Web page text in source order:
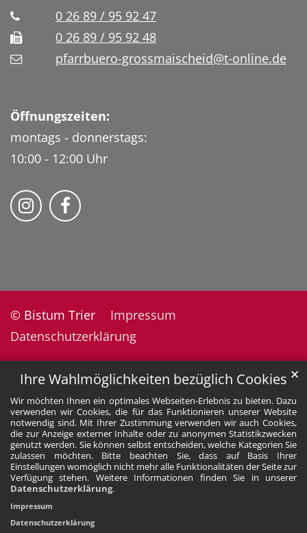
Ihre Wahlmöglichkeiten bezüglich Cookies
Wir möchten Ihnen ein optimales Webseiten-Erlebnis zu bieten. Dazu
verwenden wir Cookies, die für das Funktionieren unserer Website
notwendig sind. Mit Ihrer Zustimmung verwenden wir auch Cookies,
die zur Anzeige externer Inhalte oder zu anonymen Statistikzwecken
genutzt werden. Sie können selbst entscheiden, welche Kategorien Sie
zulassen möchten. Bitte beachten Sie, dass auf Basis Ihrer
Einstellungen womöglich nicht mehr alle Funktionalitäten der Seite zur
Verfügung stehen. Weitere Informationen finden Sie in unserer
Datenschutzerklärung.
✕
Impressum
Datenschutzerklärung
0 26 89 / 95 92 47
0 26 89 / 95 92 48
pfarrbuero-grossmaischeid@t-online.de
Öffnungszeiten:
montags - donnerstags:
10:00 - 12:00 Uhr
Folge uns auf Instragram
Fogle uns auf Facebook
© Bistum Trier
Impressum
Datenschutzerklärung